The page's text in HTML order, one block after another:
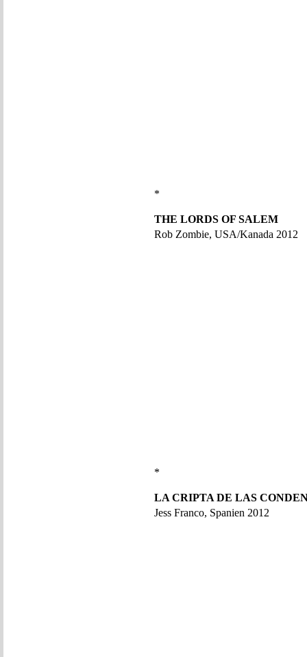
*
THE LORDS OF SALEM
Rob Zombie, USA/Kanada 2012
*
LA CRIPTA DE LAS
Jess Franco, Spanien 2012